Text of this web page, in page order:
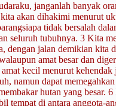
janganlah banyak
akan dihakimi menurut
tidak bersalah
seluruh tubuhnya. 3 Kita
dengan jalan demikian kita
amat besar dan
kecil menurut kehendak
namun dapat
hutan yang besar. 6
tempat di antara anggota-